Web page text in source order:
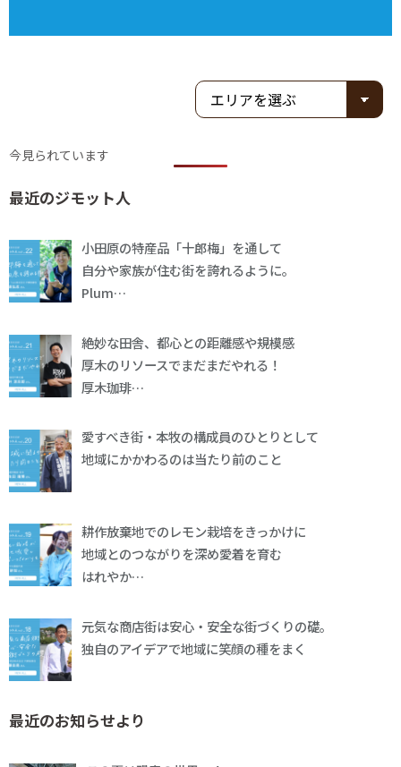
今見られています
最近のジモット人
小田原の特産品「十郎梅」を通して
自分や家族が住む街を誇れるように。
Plum…
絶妙な田舎、都心との距離感や規模感
厚木のリソースでまだまだやれる！
厚木珈琲…
愛すべき街・本牧の構成員のひとりとして
地域にかかわるのは当たり前のこと
耕作放棄地でのレモン栽培をきっかけに
地域とのつながりを深め愛着を育む
はれやか…
元気な商店街は安心・安全な街づくりの礎。
独自のアイデアで地域に笑顔の種をまく
最近のお知らせより